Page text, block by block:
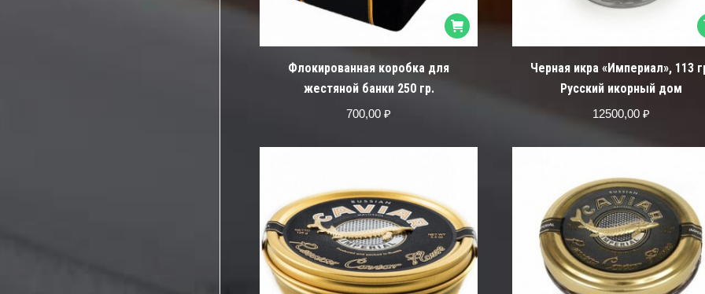
Флокированная коробка для
жестяной банки 250 гр.
700,00 ₽
Черная икра «Империал», 113
Русский икорный дом
12500,00 ₽